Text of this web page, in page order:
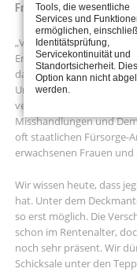
Fraktion, erklärt dazu:
„Verschickungskinder
Erfahrungen ihrer
dass wir uns unserer
Untaten aufarbeiten, die
verübt wurden.
Misshandlungen und
oft staatlichen Fürsorge-
erwachsenen Frauen
Wir wissen heute, dass
hat. Unter dem
so erst möglich. Die
schon im Rentenalter,
noch sehr präsent. Wir
Schicksale unter den
Tools, die wesentliche
Services und
ermöglichen,
Identitätsprüfung,
Servicekontinuität und
Standortsicherheit.
Option kann nicht
werden.